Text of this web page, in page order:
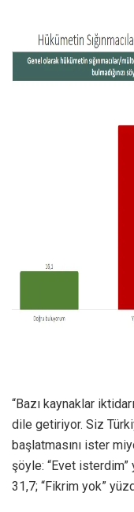
“Bazı kaynaklar
dile getiriyor. Siz
başlatmasını ister
şöyle: “Evet isterdim”
31,7; “Fikrim yok”